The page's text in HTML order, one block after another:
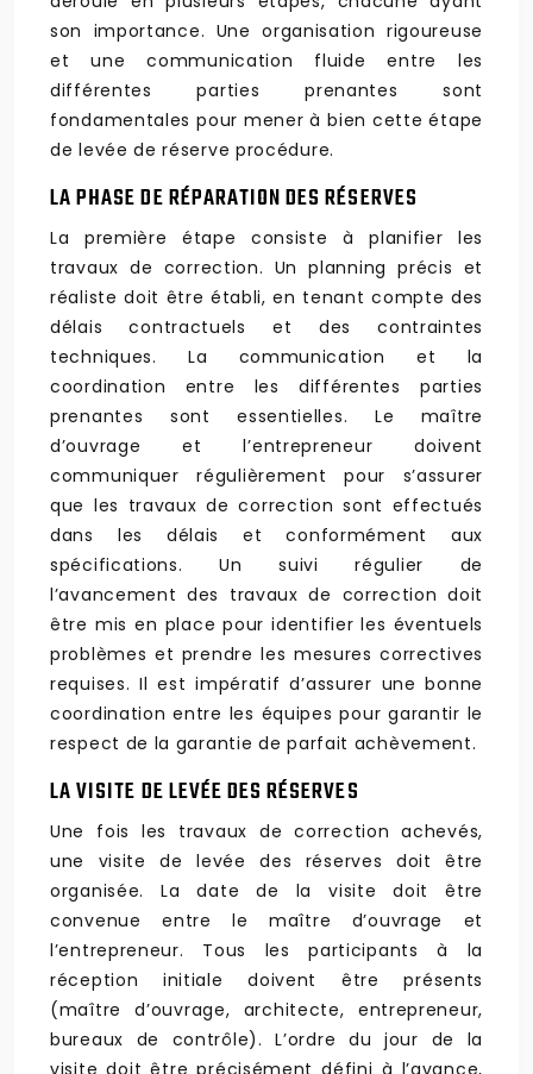
son importance. Une organisation rigoureuse
et une communication fluide entre les
différentes parties prenantes sont
fondamentales pour mener à bien cette étape
de levée de réserve procédure.
LA PHASE DE RÉPARATION DES RÉSERVES
La première étape consiste à planifier les
travaux de correction. Un planning précis et
réaliste doit être établi, en tenant compte des
délais contractuels et des contraintes
techniques. La communication et la
coordination entre les différentes parties
prenantes sont essentielles. Le maître
d’ouvrage et l’entrepreneur doivent
communiquer régulièrement pour s’assurer
que les travaux de correction sont effectués
dans les délais et conformément aux
spécifications. Un suivi régulier de
l’avancement des travaux de correction doit
être mis en place pour identifier les éventuels
problèmes et prendre les mesures correctives
requises. Il est impératif d’assurer une bonne
coordination entre les équipes pour garantir le
respect de la garantie de parfait achèvement.
LA VISITE DE LEVÉE DES RÉSERVES
Une fois les travaux de correction achevés,
une visite de levée des réserves doit être
organisée. La date de la visite doit être
convenue entre le maître d’ouvrage et
l’entrepreneur. Tous les participants à la
réception initiale doivent être présents
(maître d’ouvrage, architecte, entrepreneur,
bureaux de contrôle). L’ordre du jour de la